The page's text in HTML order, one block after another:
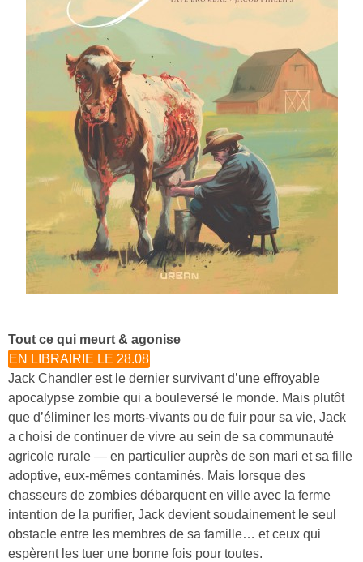
Tout ce qui meurt & agonise
EN LIBRAIRIE LE 28.08
Jack Chandler est le dernier survivant d’une effroyable
apocalypse zombie qui a bouleversé le monde. Mais plutôt
que d’éliminer les morts-vivants ou de fuir pour sa vie, Jack
a choisi de continuer de vivre au sein de sa communauté
agricole rurale — en particulier auprès de son mari et sa fille
adoptive, eux-mêmes contaminés. Mais lorsque des
chasseurs de zombies débarquent en ville avec la ferme
intention de la purifier, Jack devient soudainement le seul
obstacle entre les membres de sa famille… et ceux qui
espèrent les tuer une bonne fois pour toutes.